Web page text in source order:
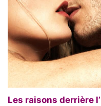
Les raisons derrière